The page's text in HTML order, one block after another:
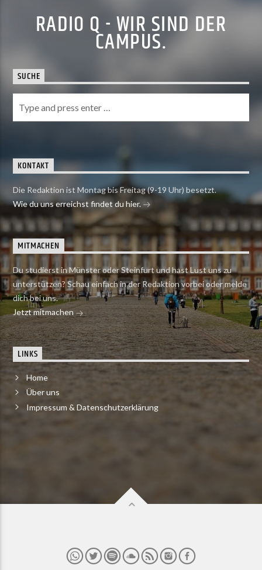
RADIO Q - WIR SIND DER
CAMPUS.
SUCHE
KONTAKT
Die Redaktion ist Montag bis Freitag (9-19 Uhr) besetzt.
Wie du uns erreichst findet du hier.
MITMACHEN
Du studierst in Münster oder Steinfurt und hast Lust uns zu
unterstützen? Schau einfach in der Redaktion vorbei oder melde
dich bei uns.
Jetzt mitmachen
LINKS
Home
Über uns
Impressum & Datenschutzerklärung